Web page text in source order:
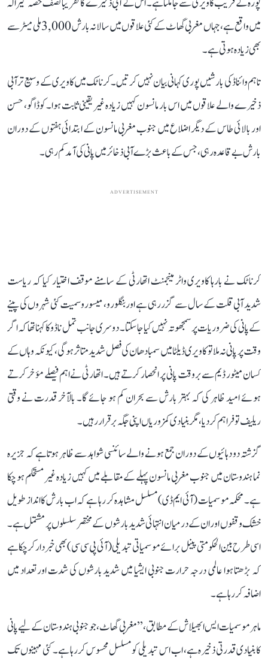
میں واقع ہے، جہاں مغربی گھاٹ کے کئی علاقوں میں سالانہ بارش 3,000 ملی میٹر سے
بھی زیادہ ہوتی ہے۔
تاہم وائناڈ کی بارشیں پوری کہانی بیان نہیں کرتیں۔ کرناٹک میں کاویری کے وسیع تر آبی
ذخیرے والے علاقوں میں اس بار مانسون کہیں زیادہ غیر یقینی ثابت ہوا۔ کوڈاگو، حسن
اور بالائی طاس کے دیگر اضلاع میں جنوب مغربی مانسون کے ابتدائی ہفتوں کے دوران
بارش بے قاعدہ رہی، جس کے باعث بڑے آبی ذخائر میں پانی کی آمد کم رہی۔
ADVERTISEMENT
کرناٹک نے بارہا کاویری واٹر مینجمنٹ اتھارٹی کے سامنے موقف اختیار کیا کہ ریاست
شدید آبی قلت کے سال سے گزر رہی ہے اور بنگلورو، میسورو سمیت کئی شہروں کی پینے
کے پانی کی ضروریات پر سمجھوتہ نہیں کیا جا سکتا۔ دوسری جانب تمل ناڈو کا کہنا تھا کہ اگر
وقت پر پانی نہ ملا تو کاویری ڈیلٹا میں سمبا دھان کی فصل شدید متاثر ہوگی، کیونکہ وہاں کے
کسان میٹور ڈیم سے بروقت پانی پر انحصار کرتے ہیں۔ اتھارٹی نے اہم فیصلے مؤخر کرتے
ہوئے امید ظاہر کی کہ بہتر بارش سے بحران کم ہو جائے گا۔ بالآخر قدرت نے وقتی
ریلیف تو فراہم کر دیا، مگر بنیادی کمزوریاں اپنی جگہ برقرار رہیں۔
گزشتہ دو دہائیوں کے دوران جمع ہونے والے سائنسی شواہد سے ظاہر ہوتا ہے کہ جزیرہ
نما ہندوستان میں جنوب مغربی مانسون پہلے کے مقابلے میں کہیں زیادہ غیر مستحکم ہو چکا
ہے۔ محکمہ موسمیات (آئی ایم ڈی) مسلسل مشاہدہ کر رہا ہے کہ اب بارش کا انداز طویل
خشک وقفوں اور ان کے درمیان انتہائی شدید بارشوں کے مختصر سلسلوں پر مشتمل ہے۔
اسی طرح بین الحکومتی پینل برائے موسمیاتی تبدیلی (آئی پی سی سی) بھی خبردار کر چکا ہے
کہ بڑھتا ہوا عالمی درجہ حرارت جنوبی ایشیا میں شدید بارشوں کی شدت اور تعداد میں
اضافہ کر رہا ہے۔
ماہر موسمیات ایس ابھیلاش کے مطابق، ’’مغربی گھاٹ، جو جنوبی ہندوستان کے لیے پانی
کا بنیادی قدرتی ذخیرہ ہے، اب اس تبدیلی کو مسلسل محسوس کر رہا ہے۔ کئی مہینوں تک